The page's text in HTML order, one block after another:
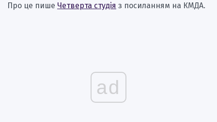
Про це пише Четверта студія з посиланням на КМДА.
ad